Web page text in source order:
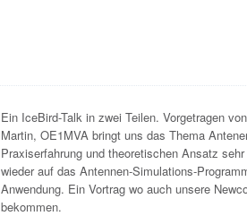
Ein IceBird-Talk in zwei Teilen. Vorgetragen
Martin, OE1MVA bringt uns das Thema
Praxiserfahrung und theoretischen Ansatz
wieder auf das Antennen-Simulations-
Anwendung. Ein Vortrag wo auch unsere
bekommen.